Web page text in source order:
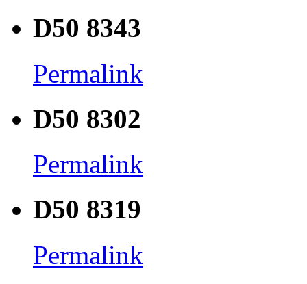
D50 8343
Permalink
D50 8302
Permalink
D50 8319
Permalink